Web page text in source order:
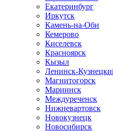
Екатеринбург
Иркутск
Камень-на-Оби
Кемерово
Киселевск
Красноярск
Кызыл
Ленинск-
Магнитогорск
Мариинск
Междуреченск
Нижневартовск
Новокузнецк
Новосибирск